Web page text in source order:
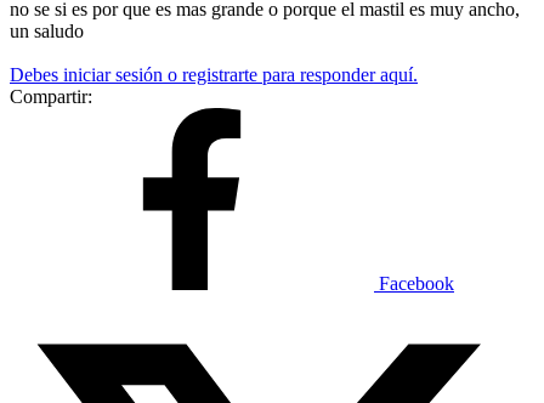
no se si es por que es mas grande o porque el mastil es muy ancho,
un saludo
Debes iniciar sesión o registrarte para responder aquí.
Compartir:
Facebook